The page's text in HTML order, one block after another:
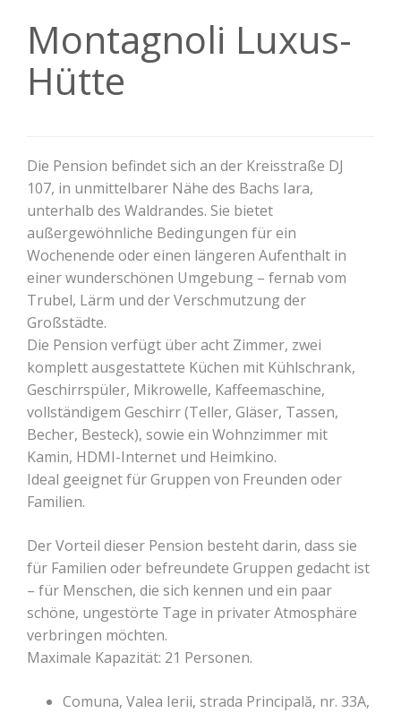
Montagnoli Luxus-
Hütte
Die Pension befindet sich an der Kreisstraße DJ
107, in unmittelbarer Nähe des Bachs Iara,
unterhalb des Waldrandes. Sie bietet
außergewöhnliche Bedingungen für ein
Wochenende oder einen längeren Aufenthalt in
einer wunderschönen Umgebung – fernab vom
Trubel, Lärm und der Verschmutzung der
Großstädte.
Die Pension verfügt über acht Zimmer, zwei
komplett ausgestattete Küchen mit Kühlschrank,
Geschirrspüler, Mikrowelle, Kaffeemaschine,
vollständigem Geschirr (Teller, Gläser, Tassen,
Becher, Besteck), sowie ein Wohnzimmer mit
Kamin, HDMI-Internet und Heimkino.
Ideal geeignet für Gruppen von Freunden oder
Familien.
Der Vorteil dieser Pension besteht darin, dass sie
für Familien oder befreundete Gruppen gedacht ist
– für Menschen, die sich kennen und ein paar
schöne, ungestörte Tage in privater Atmosphäre
verbringen möchten.
Maximale Kapazität: 21 Personen.
Comuna, Valea Ierii, strada Principală, nr. 33A,